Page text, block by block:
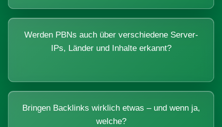
Werden PBNs auch über verschiedene Server-
IPs, Länder und Inhalte erkannt?
Bringen Backlinks wirklich etwas – und wenn ja,
welche?